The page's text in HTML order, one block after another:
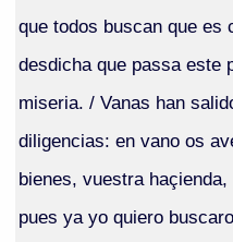
que todos buscan que es
desdicha que passa este
miseria. / Vanas han
diligencias: en vano os
bienes, vuestra
pues ya yo quiero